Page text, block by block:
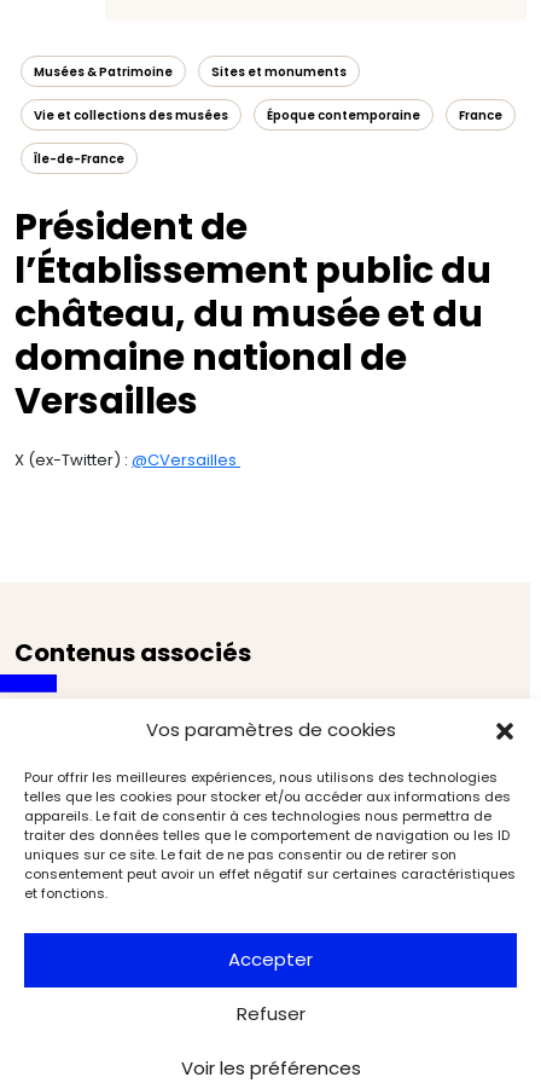
Vos paramètres de cookies
Pour offrir les meilleures expériences, nous utilisons des technologies
telles que les cookies pour stocker et/ou accéder aux informations des
appareils. Le fait de consentir à ces technologies nous permettra de
traiter des données telles que le comportement de navigation ou les ID
uniques sur ce site. Le fait de ne pas consentir ou de retirer son
consentement peut avoir un effet négatif sur certaines caractéristiques
et fonctions.
Accepter
Refuser
Voir les préférences
Musées & Patrimoine Sites et monuments
Vie et collections des musées Époque contemporaine France
Île-de-France
Président de
l’Établissement public du
château, du musée et du
domaine national de
Versailles
X (ex-Twitter) : @CVersailles
Contenus associés